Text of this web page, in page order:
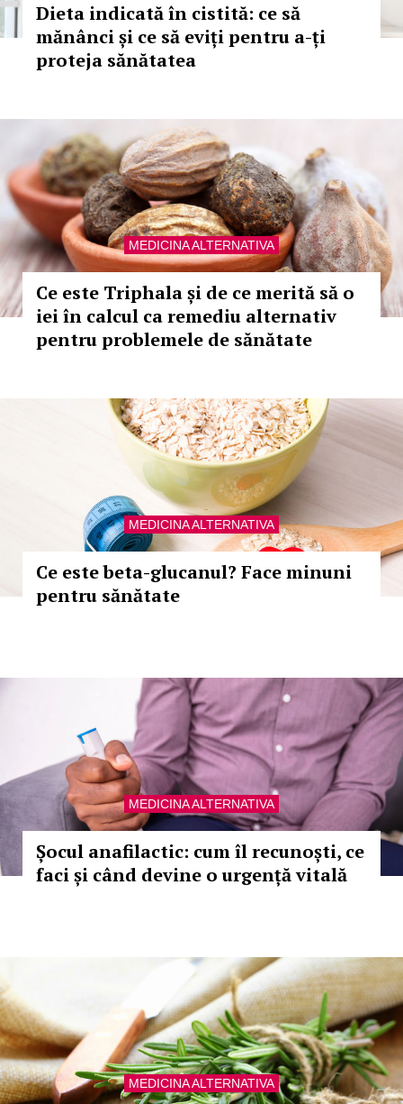
Dieta indicată în cistită: ce să
mănânci și ce să eviți pentru a-ți
proteja sănătatea
MEDICINA ALTERNATIVA
Ce este Triphala și de ce merită să o
iei în calcul ca remediu alternativ
pentru problemele de sănătate
MEDICINA ALTERNATIVA
Ce este beta-glucanul? Face minuni
pentru sănătate
MEDICINA ALTERNATIVA
Șocul anafilactic: cum îl recunoști, ce
faci și când devine o urgență vitală
MEDICINA ALTERNATIVA